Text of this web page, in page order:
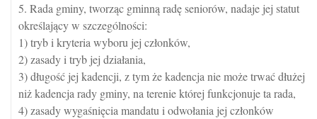
5. Rada gminy, tworząc gminną radę seniorów, nadaje jej statut
określający w szczególności:
1) tryb i kryteria wyboru jej członków,
2) zasady i tryb jej działania,
3) długość jej kadencji, z tym że kadencja nie może trwać dłużej
niż kadencja rady gminy, na terenie której funkcjonuje ta rada,
4) zasady wygaśnięcia mandatu i odwołania jej członków